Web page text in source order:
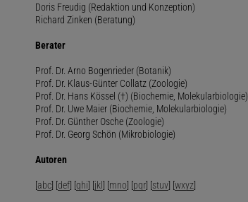
Doris Freudig (Redaktion und Konzeption)
Richard Zinken (Beratung)
Berater
Prof. Dr. Arno Bogenrieder (Botanik)
Prof. Dr. Klaus-Günter Collatz (Zoologie)
Prof. Dr. Hans Kössel (†) (Biochemie, Molekularbiologie)
Prof. Dr. Uwe Maier (Biochemie, Molekularbiologie)
Prof. Dr. Günther Osche (Zoologie)
Prof. Dr. Georg Schön (Mikrobiologie)
Autoren
[abc] [def] [ghi] [jkl] [mno] [pqr] [stuv] [wxyz]